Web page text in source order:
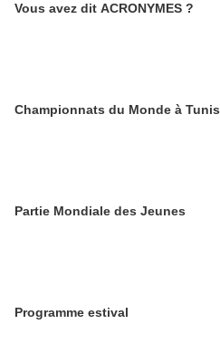
Vous avez dit ACRONYMES ?
Championnats du Monde à Tunis
Partie Mondiale des Jeunes
Programme estival